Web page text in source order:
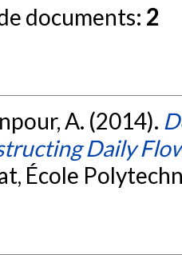
documents: 2
A. (2014).
Daily
École